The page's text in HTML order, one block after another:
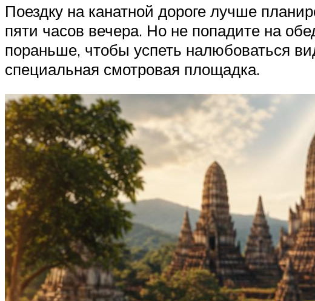
Поездку на канатной дороге лучше
пяти часов вечера. Но не попадите на
пораньше, чтобы успеть налюбоваться
специальная смотровая площадка.